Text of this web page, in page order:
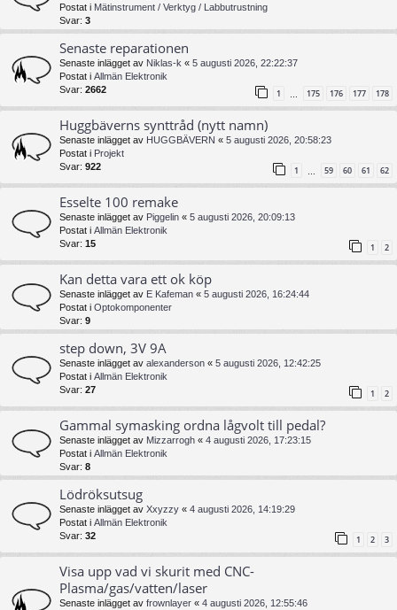
Postat i Mätinstrument / Verktyg / Labbutrustning
Svar: 3
Senaste reparationen
Senaste inlägget av Niklas-k « 5 augusti 2026, 22:22:37
Postat i Allmän Elektronik
Svar: 2662 1 … 175 176 177 178
Huggbäverns synttråd (nytt namn)
Senaste inlägget av HUGGBÄVERN « 5 augusti 2026, 20:58:23
Postat i Projekt
Svar: 922 1 … 59 60 61 62
Esselte 100 remake
Senaste inlägget av Piggelin « 5 augusti 2026, 20:09:13
Postat i Allmän Elektronik
Svar: 15 1 2
Kan detta vara ett ok köp
Senaste inlägget av E Kafeman « 5 augusti 2026, 16:24:44
Postat i Optokomponenter
Svar: 9
step down, 3V 9A
Senaste inlägget av alexanderson « 5 augusti 2026, 12:42:25
Postat i Allmän Elektronik
Svar: 27 1 2
Gammal symasking ordna lågvolt till pedal?
Senaste inlägget av Mizzarrogh « 4 augusti 2026, 17:23:15
Postat i Allmän Elektronik
Svar: 8
Lödröksutsug
Senaste inlägget av Xxyzzy « 4 augusti 2026, 14:19:29
Postat i Allmän Elektronik
Svar: 32 1 2 3
Visa upp vad vi skurit med CNC-
Plasma/gas/vatten/laser
Senaste inlägget av frownlayer « 4 augusti 2026, 12:55:46